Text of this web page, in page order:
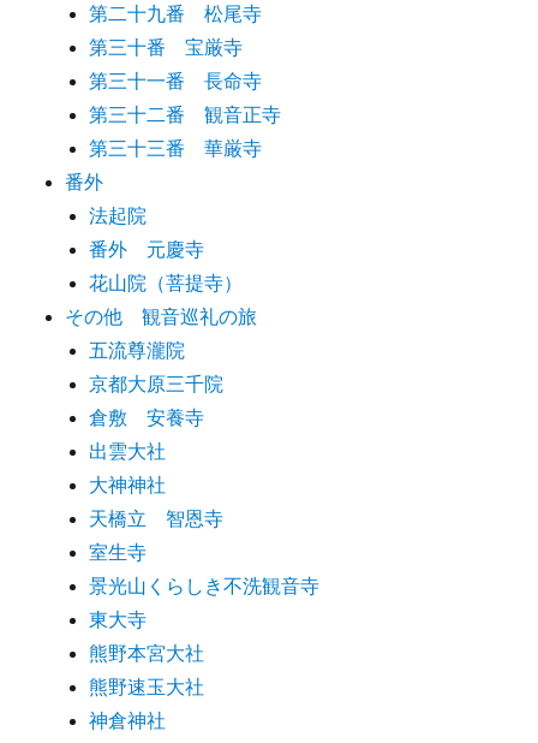
第二十九番 松尾寺
第三十番 宝厳寺
第三十一番 長命寺
第三十二番 観音正寺
第三十三番 華厳寺
番外
法起院
番外 元慶寺
花山院（菩提寺）
その他 観音巡礼の旅
五流尊瀧院
京都大原三千院
倉敷 安養寺
出雲大社
大神神社
天橋立 智恩寺
室生寺
景光山くらしき不洗観音寺
東大寺
熊野本宮大社
熊野速玉大社
神倉神社